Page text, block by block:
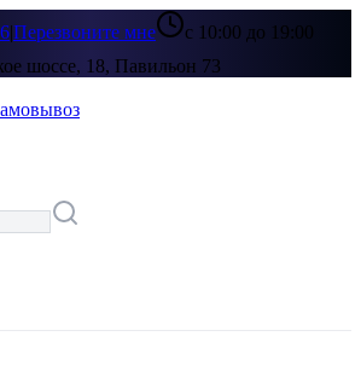
|Перезвоните мне
с 10:00 до 19:00
шоссе, 18, Павильон 73